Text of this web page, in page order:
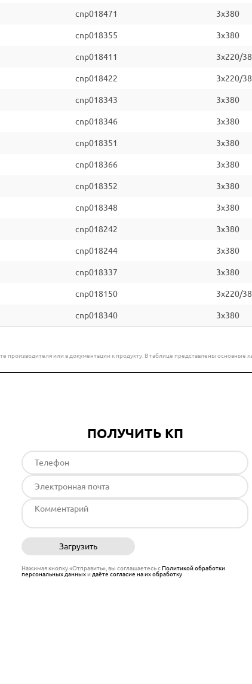
cnp018471 3x380
cnp018355 3x380
cnp018411 3x220/
cnp018422 3x220/
cnp018343 3x380
cnp018346 3x380
cnp018351 3x380
cnp018366 3x380
cnp018352 3x380
cnp018348 3x380
cnp018242 3x380
cnp018244 3x380
cnp018337 3x380
cnp018150 3x220/
cnp018340 3x380
или в документации к продукту. В таблице представлены
ПОЛУЧИТЬ КП
Загрузить
Нажимая кнопку «Отправить», вы соглашаетесь сПолитикой обработки
персональных данныхи даёте согласие на их обработку